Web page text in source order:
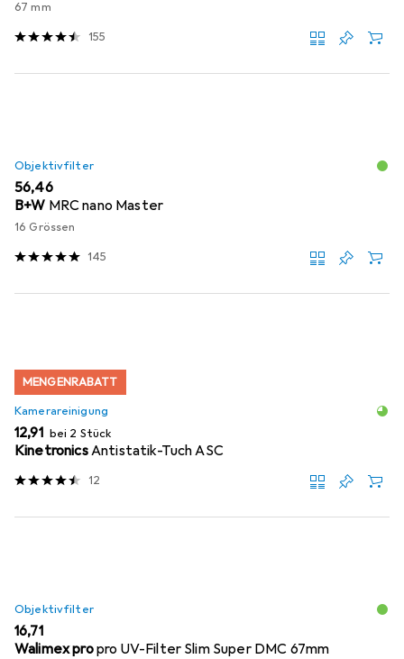
67 mm
155
Objektivfilter
EUR
56,46
B+W MRC nano Master
16 Grössen
145
MENGENRABATT
Kamerareinigung
EUR
12,91 bei 2 Stück
KinetronicsAntistatik-Tuch ASC
12
Objektivfilter
EUR
16,71
Walimex propro UV-Filter Slim Super DMC 67mm